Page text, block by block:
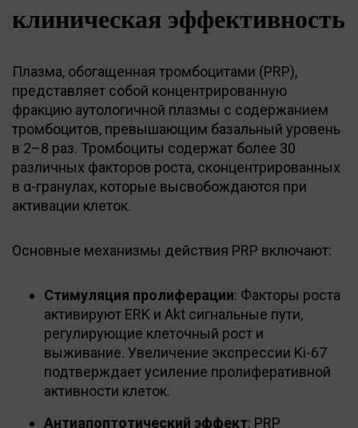
клиническая эффективность
Плазма, обогащенная тромбоцитами (PRP),
представляет собой концентрированную
фракцию аутологичной плазмы с содержанием
тромбоцитов, превышающим базальный уровень
в 2–8 раз. Тромбоциты содержат более 30
различных факторов роста, сконцентрированных
в α-гранулах, которые высвобождаются при
активации клеток.
Основные механизмы действия PRP включают:
Стимуляция пролиферации: Факторы роста
активируют ERK и Akt сигнальные пути,
регулирующие клеточный рост и
выживание. Увеличение экспрессии Ki-67
подтверждает усиление пролиферативной
активности клеток.
Антиапоптотический эффект: PRP